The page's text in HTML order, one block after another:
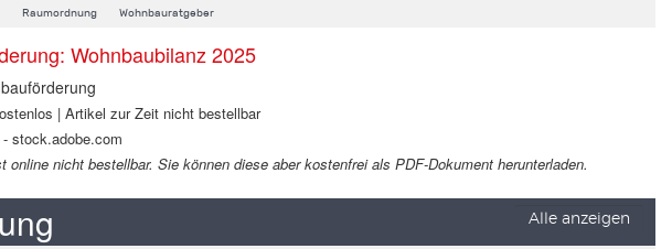
Raumordnung Wohnbauratgeber
Wohnbaubilanz 2025
| Artikel zur Zeit nicht bestellbar
stock.adobe.com
online nicht bestellbar. Sie können diese aber kostenfrei als PDF-Dokument herunterladen.
Alle anzeigen